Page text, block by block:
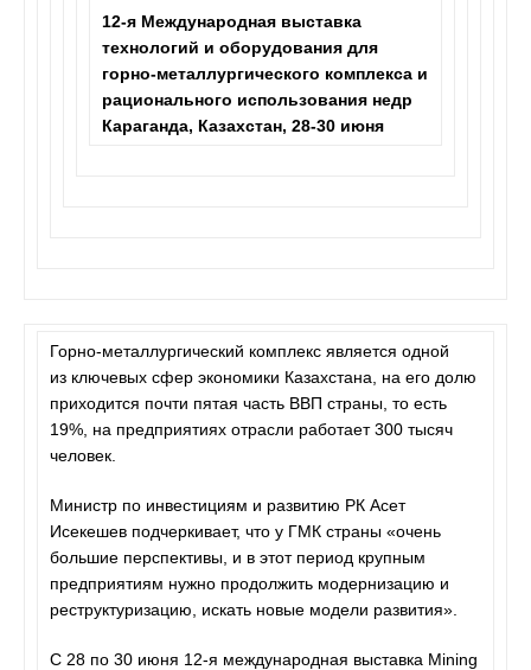
12-я Международная выставка
технологий и оборудования для
горно-металлургического комплекса и
рационального использования недр
Караганда, Казахстан, 28-30 июня
Горно-металлургический комплекс является одной
из ключевых сфер экономики Казахстана, на его долю
приходится почти пятая часть ВВП страны, то есть
19%, на предприятиях отрасли работает 300 тысяч
человек.
Министр по инвестициям и развитию РК Асет
Исекешев подчеркивает, что у ГМК страны «очень
большие перспективы, и в этот период крупным
предприятиям нужно продолжить модернизацию и
реструктуризацию, искать новые модели развития».
С 28 по 30 июня 12-я международная выставка Mining